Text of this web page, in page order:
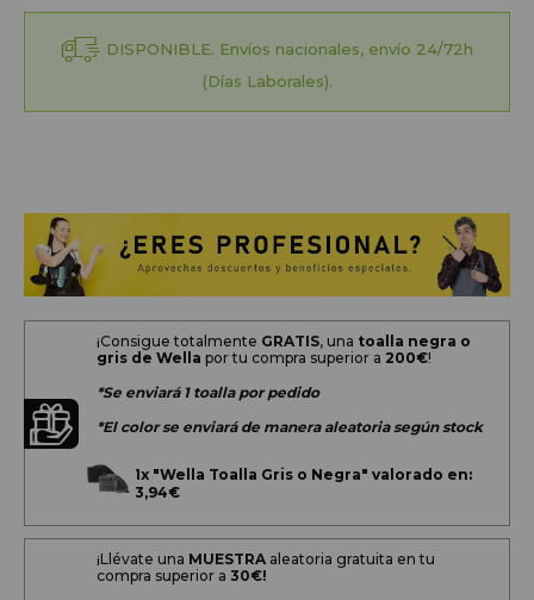
DISPONIBLE. Envíos nacionales, envío 24/72h
(Días Laborales).
¡Consigue totalmente GRATIS, una toalla negra o
gris de Wella por tu compra superior a 200€!
*Se enviará 1 toalla por pedido
*El color se enviará de manera aleatoria según stock
1x "Wella Toalla Gris o Negra" valorado en:
3,94€
¡Llévate una MUESTRA aleatoria gratuita en tu
compra superior a 30€!